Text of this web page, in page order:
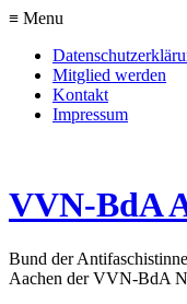
≡ Menu
Mitglied werden
Kontakt
Impressum
VVN-BdA
Bund der
Aachen der VVN-BdA